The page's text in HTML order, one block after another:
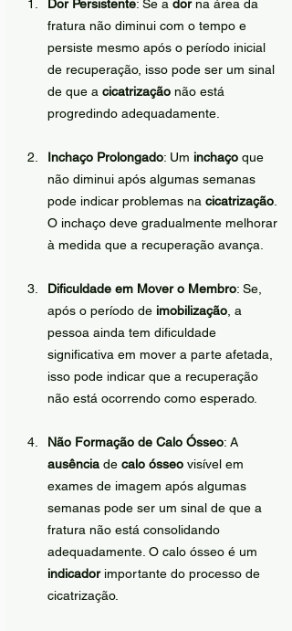
Dor Persistente: Se a dor na área da
fratura não diminui com o tempo e
persiste mesmo após o período inicial
de recuperação, isso pode ser um sinal
de que a cicatrização não está
progredindo adequadamente.
Inchaço Prolongado: Um inchaço que
não diminui após algumas semanas
pode indicar problemas na cicatrização.
O inchaço deve gradualmente melhorar
à medida que a recuperação avança.
Dificuldade em Mover o Membro: Se,
após o período de imobilização, a
pessoa ainda tem dificuldade
significativa em mover a parte afetada,
isso pode indicar que a recuperação
não está ocorrendo como esperado.
Não Formação de Calo Ósseo: A
ausência de calo ósseo visível em
exames de imagem após algumas
semanas pode ser um sinal de que a
fratura não está consolidando
adequadamente. O calo ósseo é um
indicador importante do processo de
cicatrização.